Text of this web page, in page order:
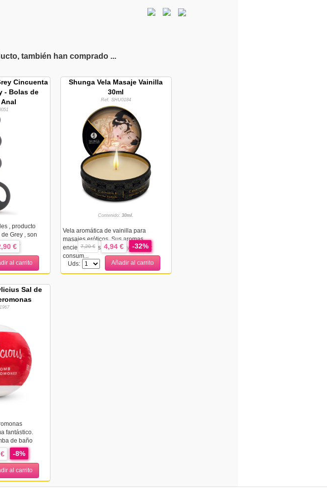
también han comprado ...
Cincuenta
- Bolas de
, producto
Grey , son
€
al carrito
Shunga Vela Masaje Vainilla
30ml
Ref. SHU0184
Contenido: 30ml.
Vela aromática de vainilla para
masajes eróticos. Sus aromas
encienden tus sentidos y una vez
consum...
7,20 € 4,94 € -32%
Uds: Añadir al carrito
Sal de
fantástico.
de baño
-8%
al carrito